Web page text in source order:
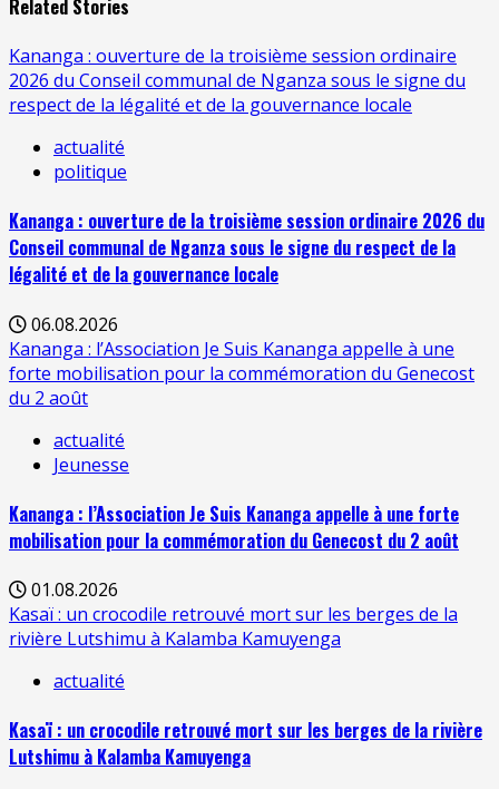
Related Stories
Kananga : ouverture de la troisième session ordinaire
2026 du Conseil communal de Nganza sous le signe du
respect de la légalité et de la gouvernance locale
actualité
politique
Kananga : ouverture de la troisième session ordinaire 2026 du
Conseil communal de Nganza sous le signe du respect de la
légalité et de la gouvernance locale
06.08.2026
Kananga : l’Association Je Suis Kananga appelle à une
forte mobilisation pour la commémoration du Genecost
du 2 août
actualité
Jeunesse
Kananga : l’Association Je Suis Kananga appelle à une forte
mobilisation pour la commémoration du Genecost du 2 août
01.08.2026
Kasaï : un crocodile retrouvé mort sur les berges de la
rivière Lutshimu à Kalamba Kamuyenga
actualité
Kasaï : un crocodile retrouvé mort sur les berges de la rivière
Lutshimu à Kalamba Kamuyenga